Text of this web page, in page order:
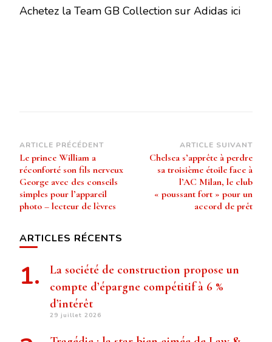
Achetez la Team GB Collection sur Adidas ici
Navigation
d’article
ARTICLE PRÉCÉDENT
Le prince William a
réconforté son fils nerveux
George avec des conseils
simples pour l’appareil
photo – lecteur de lèvres
ARTICLE SUIVANT
Chelsea s’apprête à perdre
sa troisième étoile face à
l’AC Milan, le club
« poussant fort » pour un
accord de prêt
ARTICLES RÉCENTS
La société de construction propose un
compte d’épargne compétitif à 6 %
d’intérêt
29 juillet 2026